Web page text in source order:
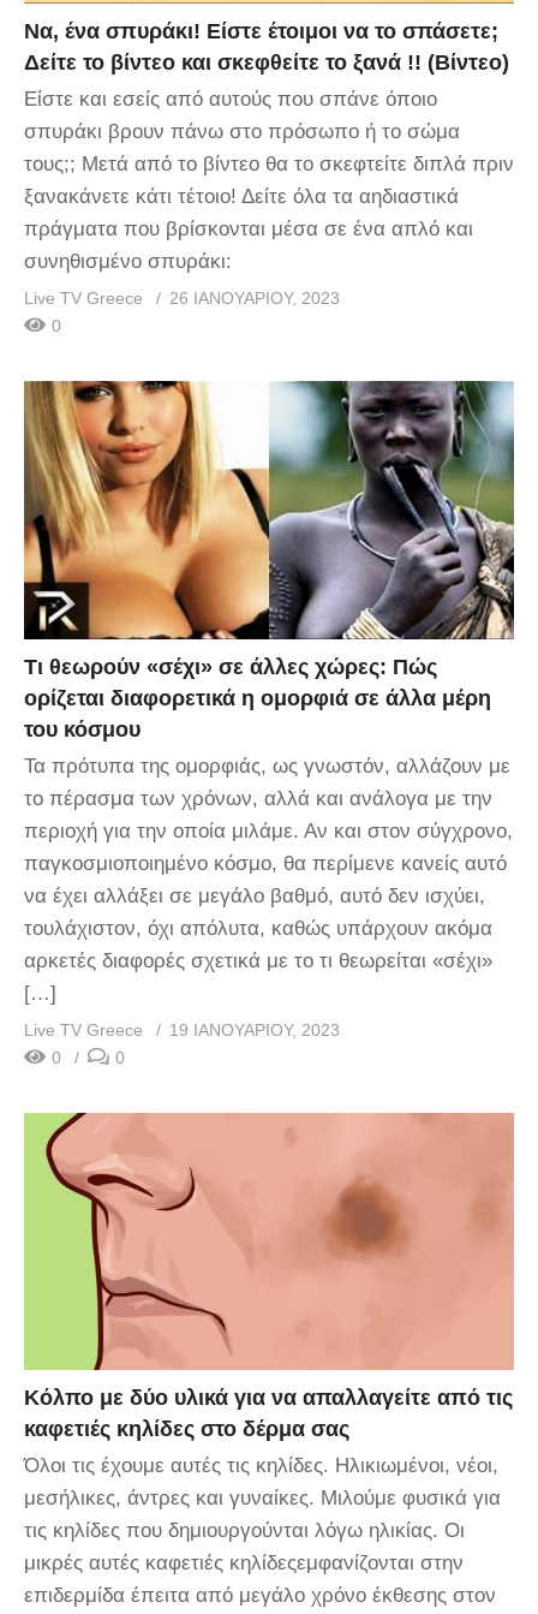
Να, ένα σπυράκι! Είστε έτοιμοι να το σπάσετε;
Δείτε το βίντεο και σκεφθείτε το ξανά !! (Βίντεο)
Είστε και εσείς από αυτούς που σπάνε όποιο
σπυράκι βρουν πάνω στο πρόσωπο ή το σώμα
τους;; Μετά από το βίντεο θα το σκεφτείτε διπλά πριν
ξανακάνετε κάτι τέτοιο! Δείτε όλα τα αηδιαστικά
πράγματα που βρίσκονται μέσα σε ένα απλό και
συνηθισμένο σπυράκι:
Live TV Greece
26 ΙΑΝΟΥΑΡΊΟΥ, 2023
0
Τι θεωρούν «σέχι» σε άλλες χώρες: Πώς
ορίζεται διαφορετικά η ομορφιά σε άλλα μέρη
του κόσμου
Τα πρότυπα της ομορφιάς, ως γνωστόν, αλλάζουν με
το πέρασμα των χρόνων, αλλά και ανάλογα με την
περιοχή για την οποία μιλάμε. Αν και στον σύγχρονο,
παγκοσμιοποιημένο κόσμο, θα περίμενε κανείς αυτό
να έχει αλλάξει σε μεγάλο βαθμό, αυτό δεν ισχύει,
τουλάχιστον, όχι απόλυτα, καθώς υπάρχουν ακόμα
αρκετές διαφορές σχετικά με το τι θεωρείται «σέχι»
[…]
Live TV Greece
19 ΙΑΝΟΥΑΡΊΟΥ, 2023
0
0
Κόλπο με δύο υλικά για να απαλλαγείτε από τις
καφετιές κηλίδες στο δέρμα σας
Όλοι τις έχουμε αυτές τις κηλίδες. Ηλικιωμένοι, νέοι,
μεσήλικες, άντρες και γυναίκες. Μιλούμε φυσικά για
τις κηλίδες που δημιουργούνται λόγω ηλικίας. Οι
μικρές αυτές καφετιές κηλίδεςεμφανίζονται στην
επιδερμίδα έπειτα από μεγάλο χρόνο έκθεσης στον